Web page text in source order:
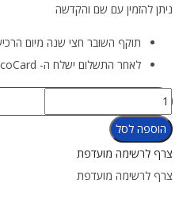
ניתן להזמין עם שם והקדשה
תוקף השובר חצי שנה מיום
לאחר התשלום ישלח ה- DecoCard במייל או בדואר רשום
כמות
של
כרטיס
מתנה
הוספה לסל
צרף לרשימה מועדפת
צרף לרשימה מועדפת